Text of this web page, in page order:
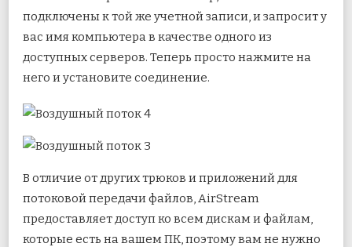
подключены к той же учетной записи, и запросит у
вас имя компьютера в качестве одного из
доступных серверов. Теперь просто нажмите на
него и установите соединение.
В отличие от других трюков и приложений для
потоковой передачи файлов, AirStream
предоставляет доступ ко всем дискам и файлам,
которые есть на вашем ПК, поэтому вам не нужно